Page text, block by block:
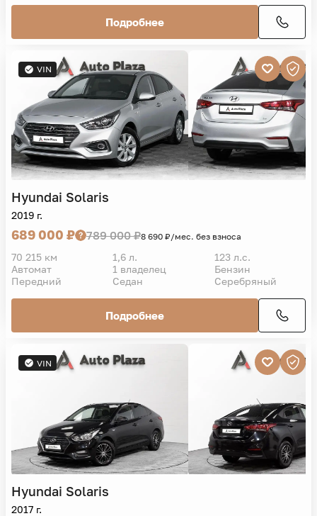
Подробнее
VIN
Hyundai Solaris
2019 г.
689 000 ₽ 789 000 ₽8 690 ₽/мес. без взноса
70 215 км 1,6 л.
123 л.с.
Автомат
1 владелец
Бензин
Передний
Седан Серебряный
Подробнее
VIN
Hyundai Solaris
2017 г.